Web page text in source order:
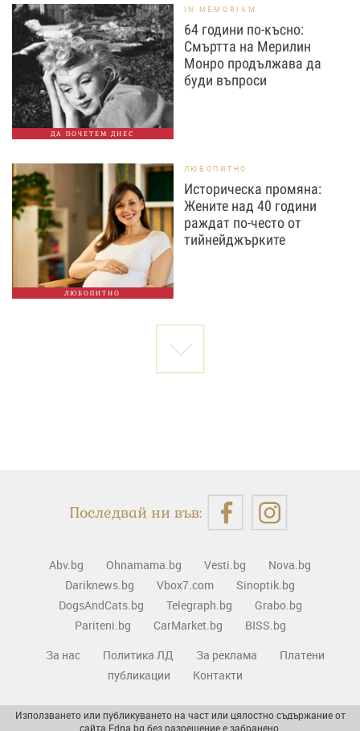
ДА ПОЧЕТЕМ ДНЕС
IN MEMORIAM
64 години по-късно:
Смъртта на Мерилин
Монро продължава да
буди въпроси
ЛЮБОПИТНО
ЛЮБОПИТНО
Историческа промяна:
Жените над 40 години
раждат по-често от
тийнейджърките
Последвай ни във:
Abv.bg Ohnamama.bg Vesti.bg
Nova.bg
Dariknews.bg
Vbox7.com
Sinoptik.bg
DogsAndCats.bg
Telegraph.bg
Grabo.bg
Pariteni.bg
CarMarket.bg
BISS.bg
За нас
Политика ЛД За реклама
Платени
публикации
Контакти
Използването или публикуването на част или цялостно съдържание от
сайта Edna.bg без разрешение е забранено.